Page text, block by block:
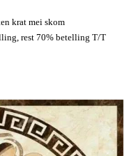
krat mei skom
rest 70% betelling T/T